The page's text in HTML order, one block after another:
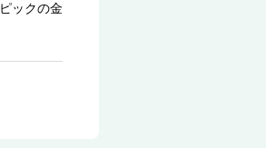
ックの金